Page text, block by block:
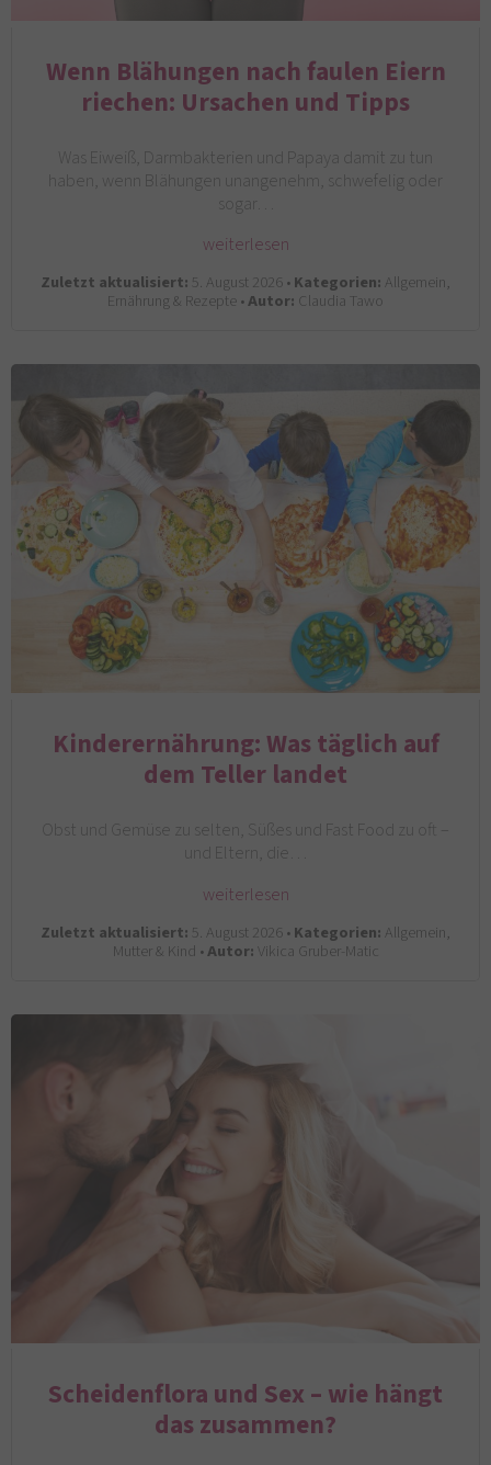
Wenn Blähungen nach faulen Eiern
riechen: Ursachen und Tipps
Was Eiweiß, Darmbakterien und Papaya damit zu tun
haben, wenn Blähungen unangenehm, schwefelig oder
sogar…
weiterlesen
Zuletzt aktualisiert: 5. August 2026 •Kategorien: Allgemein,
Ernährung & Rezepte •Autor: Claudia Tawo
Kinderernährung: Was täglich auf
dem Teller landet
Obst und Gemüse zu selten, Süßes und Fast Food zu oft –
und Eltern, die…
weiterlesen
Zuletzt aktualisiert: 5. August 2026 •Kategorien: Allgemein,
Mutter & Kind •Autor:Vikica Gruber-Matic
Scheidenflora und Sex – wie hängt
das zusammen?